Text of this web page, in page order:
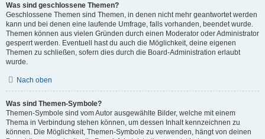
Was sind geschlossene Themen?
Geschlossene Themen sind Themen, in denen nicht mehr geantwortet werden
kann und bei denen eine laufende Umfrage, falls vorhanden, beendet wurde.
Themen können aus vielen Gründen durch einen Moderator oder Administrator
gesperrt werden. Eventuell hast du auch die Möglichkeit, deine eigenen
Themen zu schließen, sofern dies durch die Board-Administration erlaubt
wurde.
Nach oben
Was sind Themen-Symbole?
Themen-Symbole sind vom Autor ausgewählte Bilder, welche mit einem
Thema in Verbindung stehen können, um dessen Inhalt kennzeichnen zu
können. Die Möglichkeit, Themen-Symbole zu verwenden, hängt von deinen